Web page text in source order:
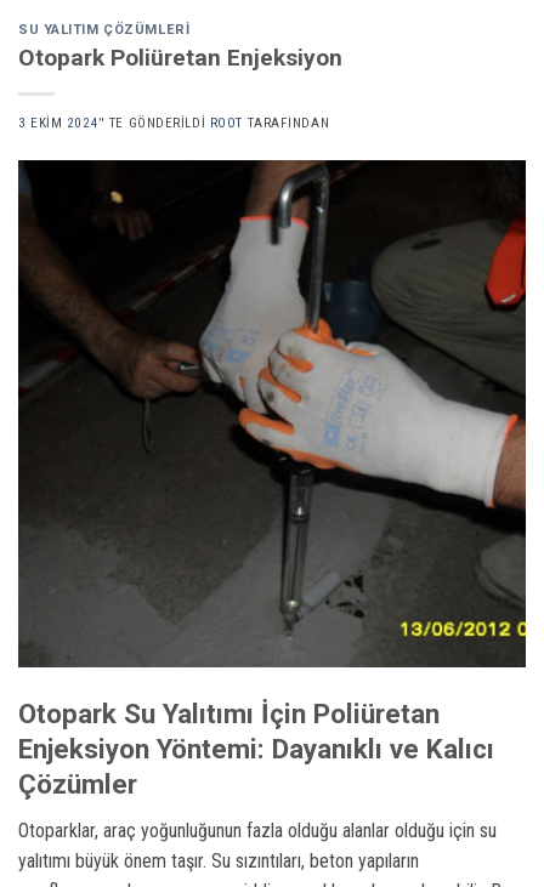
SU YALITIM ÇÖZÜMLERI
Otopark Poliüretan Enjeksiyon
3 EKIM 2024’' TE GÖNDERILDI ROOT TARAFINDAN
Otopark Su Yalıtımı İçin Poliüretan
Enjeksiyon Yöntemi: Dayanıklı ve Kalıcı
Çözümler
Otoparklar, araç yoğunluğunun fazla olduğu alanlar olduğu için su
yalıtımı büyük önem taşır. Su sızıntıları, beton yapıların